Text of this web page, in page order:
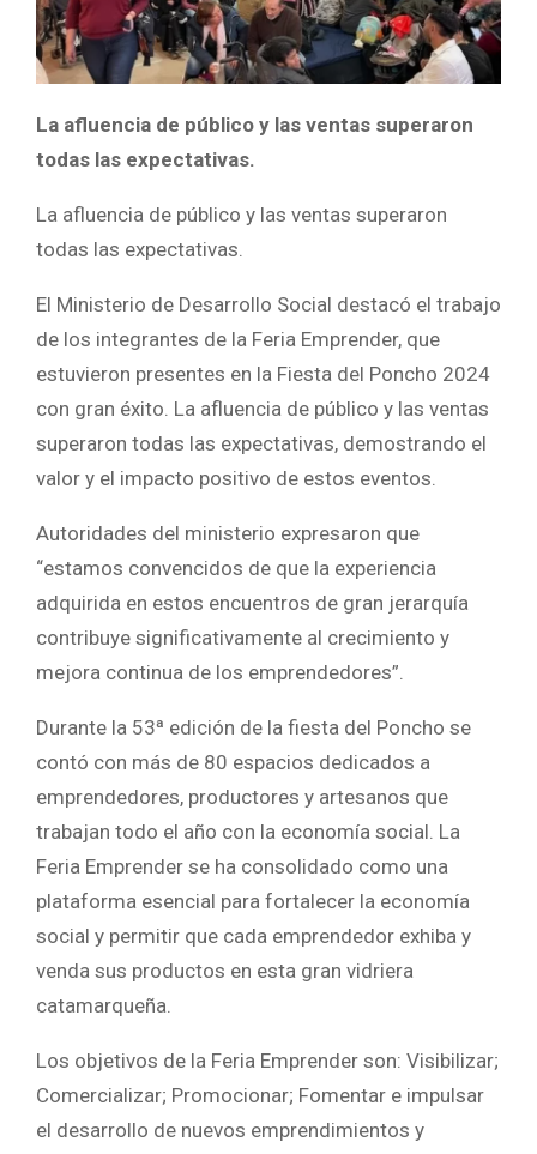
La afluencia de público y las ventas superaron
todas las expectativas.
La afluencia de público y las ventas superaron
todas las expectativas.
El Ministerio de Desarrollo Social destacó el trabajo
de los integrantes de la Feria Emprender, que
estuvieron presentes en la Fiesta del Poncho 2024
con gran éxito. La afluencia de público y las ventas
superaron todas las expectativas, demostrando el
valor y el impacto positivo de estos eventos.
Autoridades del ministerio expresaron que
“estamos convencidos de que la experiencia
adquirida en estos encuentros de gran jerarquía
contribuye significativamente al crecimiento y
mejora continua de los emprendedores”.
Durante la 53ª edición de la fiesta del Poncho se
contó con más de 80 espacios dedicados a
emprendedores, productores y artesanos que
trabajan todo el año con la economía social. La
Feria Emprender se ha consolidado como una
plataforma esencial para fortalecer la economía
social y permitir que cada emprendedor exhiba y
venda sus productos en esta gran vidriera
catamarqueña.
Los objetivos de la Feria Emprender son: Visibilizar;
Comercializar; Promocionar; Fomentar e impulsar
el desarrollo de nuevos emprendimientos y